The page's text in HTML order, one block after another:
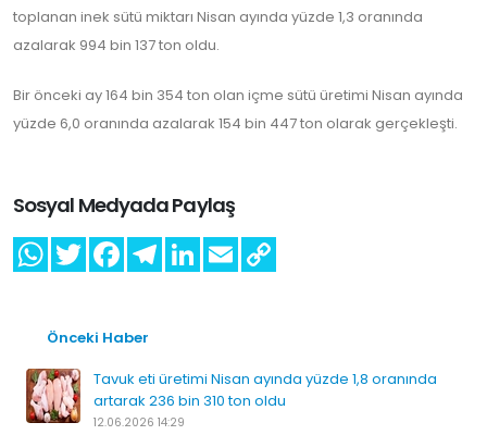
toplanan inek sütü miktarı Nisan ayında yüzde 1,3 oranında
azalarak 994 bin 137 ton oldu.
Bir önceki ay 164 bin 354 ton olan içme sütü üretimi Nisan ayında
yüzde 6,0 oranında azalarak 154 bin 447 ton olarak gerçekleşti.
Sosyal Medyada Paylaş
Önceki Haber
Tavuk eti üretimi Nisan ayında yüzde 1,8 oranında
artarak 236 bin 310 ton oldu
12.06.2026 14:29